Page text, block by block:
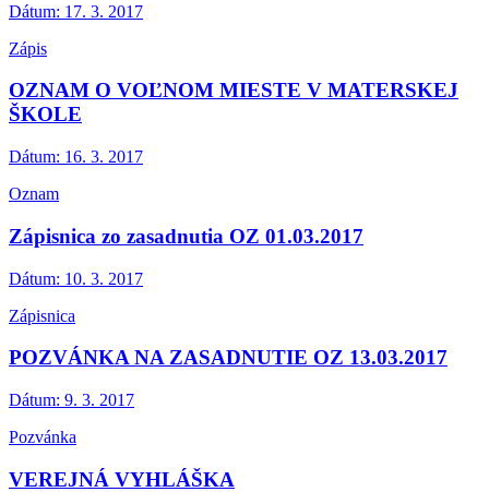
Dátum: 17. 3. 2017
Zápis
OZNAM O VOĽNOM MIESTE V MATERSKEJ
ŠKOLE
Dátum: 16. 3. 2017
Oznam
Zápisnica zo zasadnutia OZ 01.03.2017
Dátum: 10. 3. 2017
Zápisnica
POZVÁNKA NA ZASADNUTIE OZ 13.03.2017
Dátum: 9. 3. 2017
Pozvánka
VEREJNÁ VYHLÁŠKA